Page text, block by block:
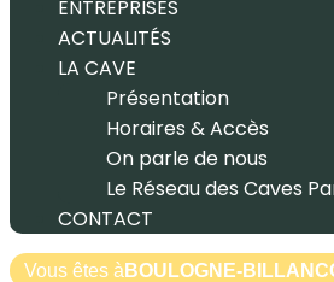
ENTREPRISES
ACTUALITÉS
LA CAVE
Présentation
Horaires & Accès
On parle de nous
Le Réseau des Caves
CONTACT
Vous êtes à BOULOGNE-